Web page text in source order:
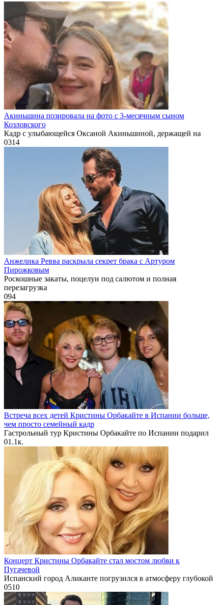
Акиньшина позировала на фото с 3-месячным сыном
Козловского
Кадр с улыбающейся Оксаной Акиньшиной, держащей на
0314
Анжелика Ревва раскрыла секрет брака с Артуром
Пирожковым
Роскошные закаты, поцелуи под салютом и полная
перезагрузка
094
Встреча всех детей Кристины Орбакайте в Испании больше,
чем просто семейный кадр
Гастрольный тур Кристины Орбакайте по Испании подарил
01.1к.
Концерт Кристины Орбакайте стал мостом любви к
Пугачевой
Испанский город Аликанте погрузился в атмосферу глубокой
0510